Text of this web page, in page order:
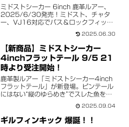
ミドストシーカー 6inch 鹿革ルアー、
2025/6/30発売！ミドスト、チャタ
ー、VJ16対応でバス＆ロックフィッシ
2025.06.30
【新商品】ミドストシーカー
4inchフラットテール 9/5 21
時より受注開始！
鹿革製ルアー「ミドストシーカー4inch
フラットテール」が新登場。ピンテール
にはない“縦のゆらめき”でスレた魚を食
開始、発送は9月後半予定。数量限定生
産につきお早めに。
2025.09.04
ギルフィンキック 爆誕！！